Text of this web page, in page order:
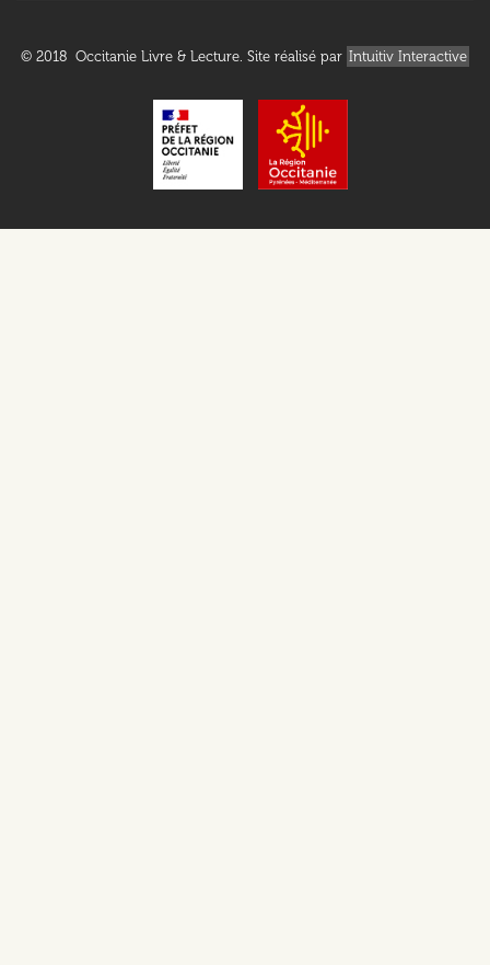
© 2018 Occitanie Livre & Lecture. Site réalisé par Intuitiv Interactive